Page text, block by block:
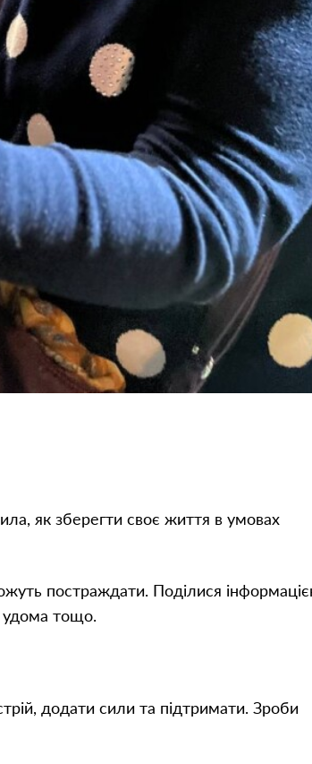
як зберегти своє життя в умовах
постраждати. Поділися
удома тощо.
додати сили та підтримати. Зроби